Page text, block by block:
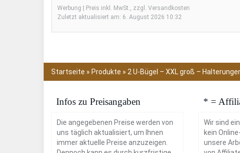
Werbung | Preis inkl. MwSt., zzgl. Versandkosten
Zuletzt aktualisiert am: 6. August 2026 10:32
Startseite » Produkte » 2 U-Bügel – XXL groß –
Infos zu Preisangaben
Die angegebenen Preise werden von
uns täglich aktualisiert, um Ihnen
immer aktuelle Preise anzuzeigen.
* =
Wir sind
kein
unsere